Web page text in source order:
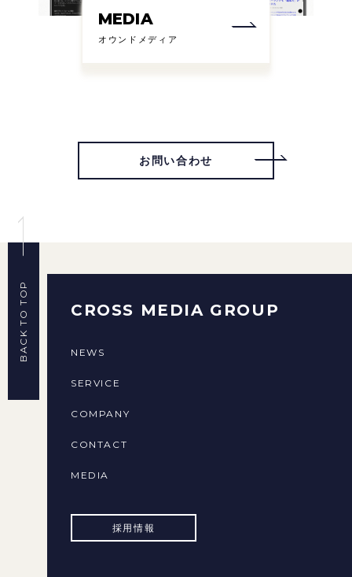
MEDIA
オウンドメディア
お問い合わせ
BACK TO TOP CROSS MEDIA GROUP
NEWS
SERVICE
COMPANY
CONTACT
MEDIA
採用情報